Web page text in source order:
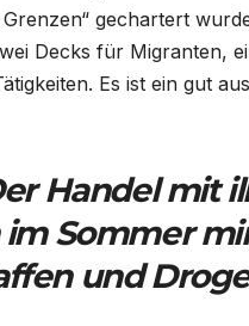
gechartert
Decks für Migranten,
Es ist ein gut
Handel mit
Sommer
und